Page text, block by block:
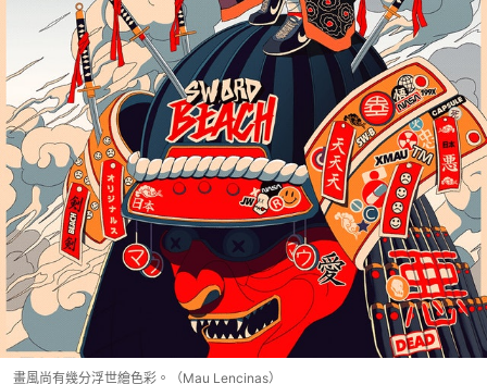
畫風尚有幾分浮世繪色彩。（Mau Lencinas）